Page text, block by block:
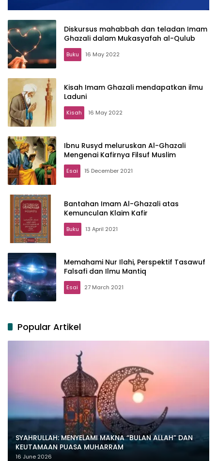
Diskursus mahabbah dan teladan Imam
Ghazali dalam Mukasyafah al-Qulub
Buku 16 May 2022
Kisah Imam Ghazali mendapatkan ilmu
Laduni
Kisah 16 May 2022
Ibnu Rusyd meluruskan Al-Ghazali
Mengenai Kafirnya Filsuf Muslim
Esai 15 December 2021
Bantahan Imam Al-Ghazali atas
Kemunculan Klaim Kafir
Buku 13 April 2021
Memahami Nur Ilahi, Perspektif Tasawuf
Falsafi dan Ilmu Mantiq
Esai 27 March 2021
Popular Artikel
SYAHRULLAH: MENYELAMI MAKNA “BULAN ALLAH” DAN
KEUTAMAAN PUASA MUHARRAM
16 June 2026